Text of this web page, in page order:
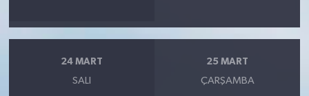
24 MART
SALI
25 MART
ÇARŞAMBA
SEYAHAT